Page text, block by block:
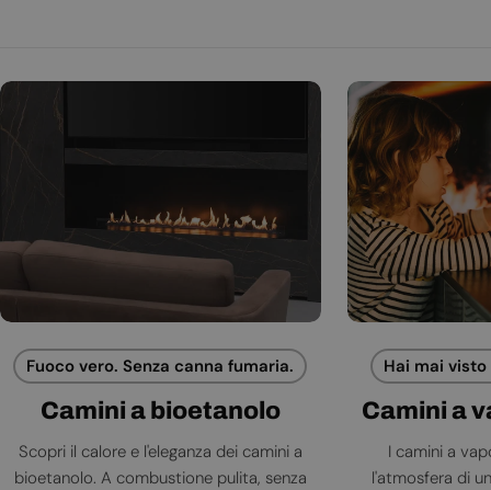
Fuoco vero. Senza canna fumaria.
Camini a bioetanolo
Scopri il calore e l'eleganza dei camini a
bioetanolo. A combustione pulita, senza
Hai mai
Camini a
I camini a
l'atmosfera di